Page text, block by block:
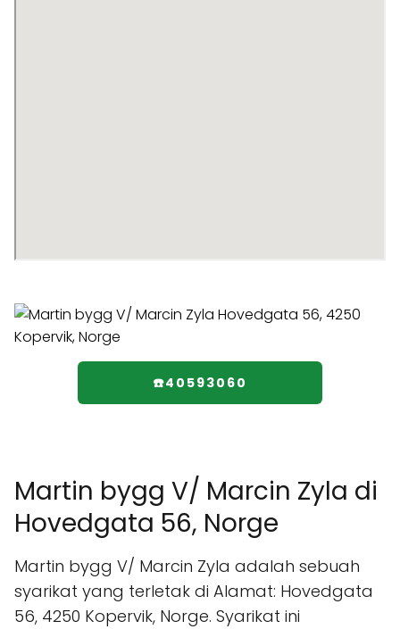
☎️40593060
Martin bygg V/ Marcin Zyla di
Hovedgata 56, Norge
Martin bygg V/ Marcin Zyla adalah sebuah
syarikat yang terletak di Alamat: Hovedgata
56, 4250 Kopervik, Norge. Syarikat ini